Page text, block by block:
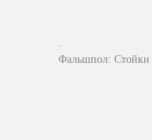
Фальшпол: Стойки